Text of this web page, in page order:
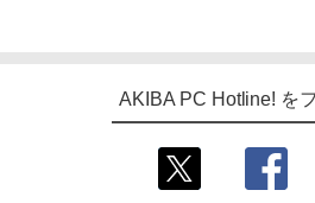
AKIBA PC Hotline! を